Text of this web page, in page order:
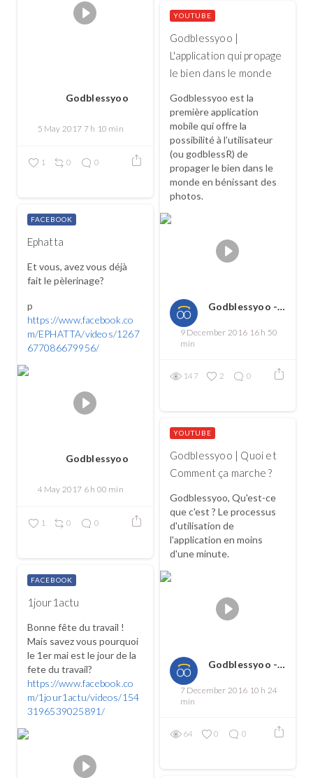
Godblessyoo
5 May 2017 7 h 10 min
1 0 0
Godblessyoo |
L'application qui propage
le bien dans le monde
Godblessyoo est la
première application
mobile qui offre la
possibilité à l’utilisateur
(ou godblessR) de
propager le bien dans le
monde en bénissant des
photos.
Godblessyoo - Spread love, spread the good
9 December 2016 16 h 50
min
YOUTUBE
147 2 0
Ephatta
Et vous, avez vous déjà
fait le pèlerinage?
p
https://www.facebook.co
m/EPHATTA/videos/1267
677086679956/
Godblessyoo
4 May 2017 6 h 00 min
FACEBOOK
1 0 0
Godblessyoo | Quoi et
Comment ça marche ?
Godblessyoo, Qu'est-ce
que c'est ? Le processus
d'utilisation de
l'application en moins
d'une minute.
Godblessyoo - Spread love, spread the good
7 December 2016 10 h 24
min
YOUTUBE
64 0 0
1jour1actu
Bonne fête du travail !
Mais savez vous pourquoi
le 1er mai est le jour de la
fete du travail?
https://www.facebook.co
m/1jour1actu/videos/154
3196539025891/
FACEBOOK